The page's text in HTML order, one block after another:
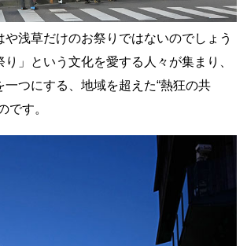
浅草だけのお祭りではないのでしょう
」という文化を愛する人々が集まり、
一つにする、地域を超えた“熱狂の共
です。